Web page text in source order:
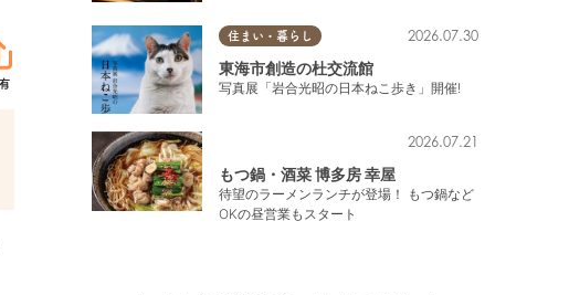
住まい・暮らし 2026.07.30
東海市創造の杜交流館
写真展「岩合光昭の日本ねこ歩き」開催!
2026.07.21
もつ鍋・酒菜 博多房 幸屋
待望のラーメンランチが登場！ もつ鍋など
OKの昼営業もスタート